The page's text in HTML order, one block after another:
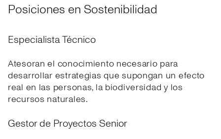
Posiciones en Sostenibilidad
Especialista Técnico
Atesoran el conocimiento necesario para
desarrollar estrategias que supongan un efecto
real en las personas, la biodiversidad y los
recursos naturales.
Gestor de Proyectos Senior